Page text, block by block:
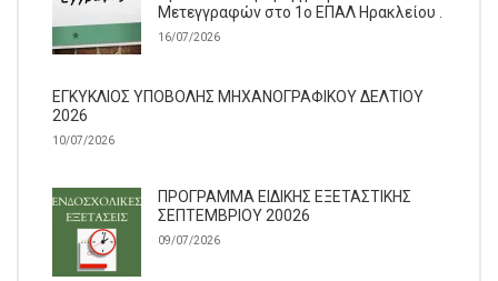
Μετεγγραφών στο 1ο ΕΠΑΛ Ηρακλείου .
16/07/2026
ΕΓΚΥΚΛΙΟΣ ΥΠΟΒΟΛΗΣ ΜΗΧΑΝΟΓΡΑΦΙΚΟΥ ΔΕΛΤΙΟΥ
2026
10/07/2026
ΠΡΟΓΡΑΜΜΑ ΕΙΔΙΚΗΣ ΕΞΕΤΑΣΤΙΚΗΣ
ΣΕΠΤΕΜΒΡΙΟΥ 20026
09/07/2026